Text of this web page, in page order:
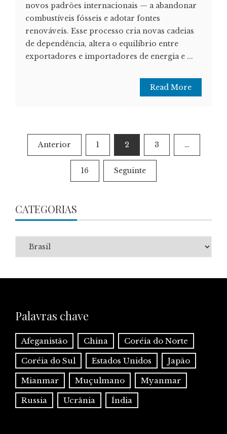
novos padrões internacionais — a abandonar
combustíveis fósseis e adotar fontes
renováveis. Esse processo cria novas cadeias
de dependência, altera o equilíbrio entre
exportadores e importadores de energia e ...
Read More
Paginação
dos
conteúdos
Anterior 1 2 3 …
16 Seguinte
CATEGORIAS
Categorias
Palavras chave
Afeganistão China Coréia do Norte
Coréia do Sul Estados Unidos Japão
Mianmar Muçulmano Myanmar
Russia Ucrânia Índia